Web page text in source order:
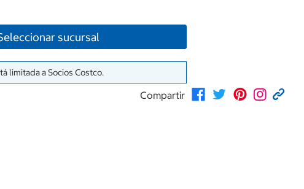
sucursal
limitada a Socios Costco.
Compartir